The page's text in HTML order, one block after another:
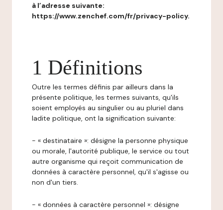
à l’adresse suivante:
https://www.zenchef.com/fr/privacy-policy.
1 Définitions
Outre les termes définis par ailleurs dans la
présente politique, les termes suivants, qu'ils
soient employés au singulier ou au pluriel dans
ladite politique, ont la signification suivante:
- « destinataire »: désigne la personne physique
ou morale, l'autorité publique, le service ou tout
autre organisme qui reçoit communication de
données à caractère personnel, qu'il s'agisse ou
non d'un tiers.
- « données à caractère personnel »: désigne